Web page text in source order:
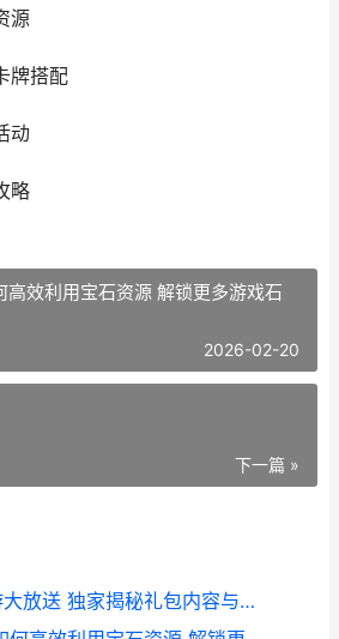
源
牌搭配
动
略
高效利用宝石资源 解锁更多游戏石
2026-02-20
下一篇 »
皇室战争礼包九游大放送 独家揭秘礼包内容与领取攻略